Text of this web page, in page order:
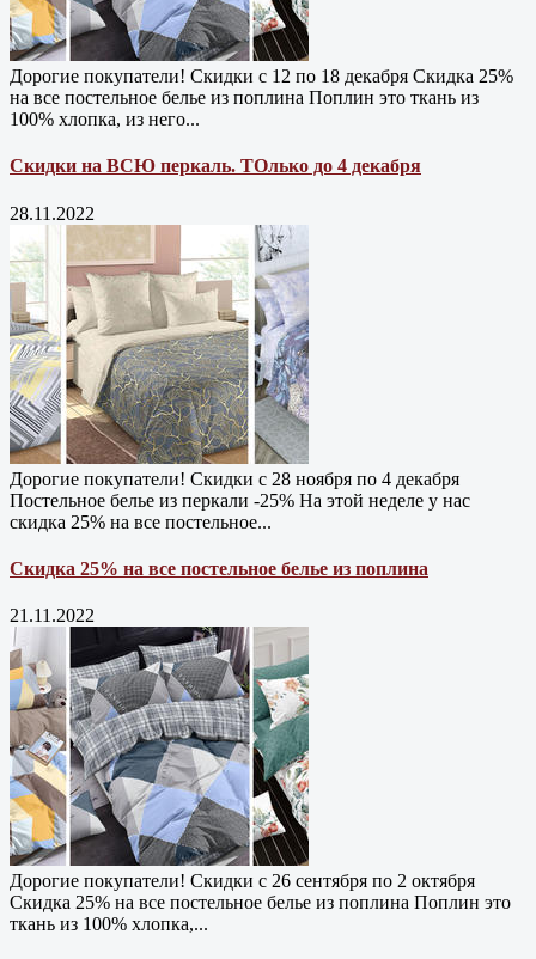
Дорогие покупатели! Скидки с 12 по 18 декабря Скидка 25%
на все постельное белье из поплина Поплин это ткань из
100% хлопка, из него...
Скидки на ВСЮ перкаль. ТОлько до 4 декабря
28.11.2022
Дорогие покупатели! Скидки с 28 ноября по 4 декабря
Постельное белье из перкали -25% На этой неделе у нас
скидка 25% на все постельное...
Скидка 25% на все постельное белье из поплина
21.11.2022
Дорогие покупатели! Скидки с 26 сентября по 2 октября
Скидка 25% на все постельное белье из поплина Поплин это
ткань из 100% хлопка,...